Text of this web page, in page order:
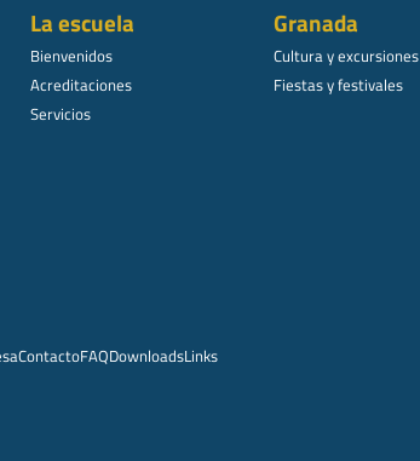
La escuela
Bienvenidos
Acreditaciones
Servicios
Granada
Cultura y excursiones
Fiestas y festivales
ContactoFAQDownloadsLinks